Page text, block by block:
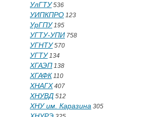
УлГТУ536
УИПКПРО 123
УрГПУ195
УГТУ-УПИ 758
УГНТУ570
УГТУ134
ХГАЭП 138
ХГАФК 110
ХНАГХ 407
ХНУВД 512
ХНУ им. Каразина 305